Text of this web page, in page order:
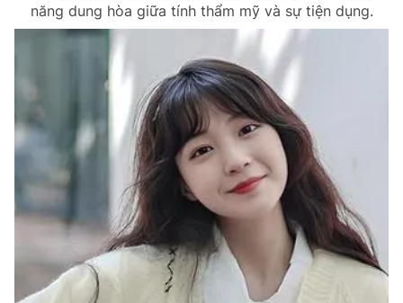
năng dung hòa giữa tính thẩm mỹ và sự tiện dụng.